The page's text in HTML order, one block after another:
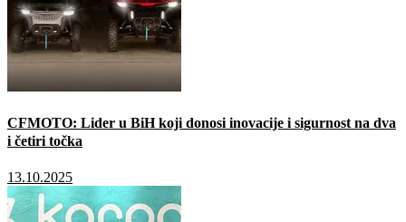
CFMOTO: Lider u BiH koji donosi inovacije i sigurnost na dva
i četiri točka
13.10.2025